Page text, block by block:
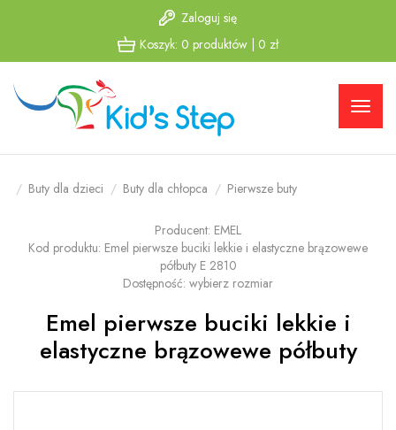
do menu
głównego
do
menu w
stopce
Zaloguj się
Koszyk: 0 produktów 0 zł
Buty dla dzieci Buty dla chłopca Pierwsze buty
Producent: EMEL
Kod produktu: Emel pierwsze buciki lekkie i elastyczne brązowewe
półbuty E 2810
Dostępność: wybierz rozmiar
Emel pierwsze buciki lekkie i
elastyczne brązowewe półbuty